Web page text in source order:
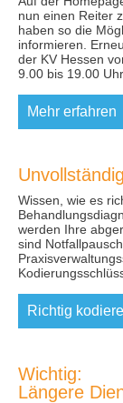
nun einen Reiter
haben so die
informieren.
der KV Hessen
9.00 bis 19.00 Uhr.
Mehr erfahren
Wissen, wie es
werden Ihre
sind
Richtig
Wichtig:
Längere